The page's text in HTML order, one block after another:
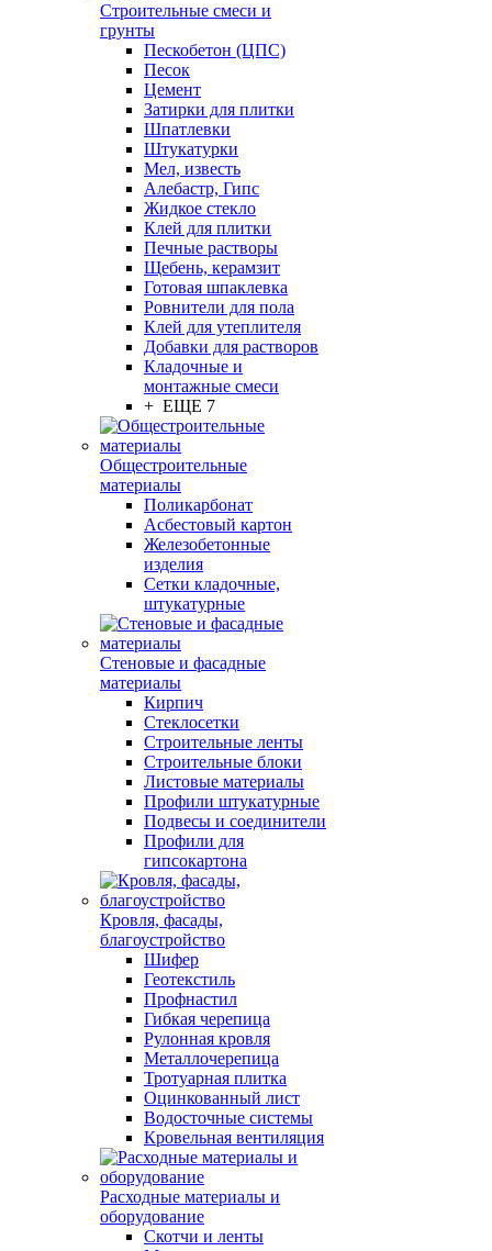
Строительные смеси и
грунты
Пескобетон (ЦПС)
Песок
Цемент
Затирки для плитки
Шпатлевки
Штукатурки
Мел, известь
Алебастр, Гипс
Жидкое стекло
Клей для плитки
Печные растворы
Щебень, керамзит
Готовая шпаклевка
Ровнители для пола
Клей для утеплителя
Добавки для растворов
Кладочные и
монтажные смеси
+ ЕЩЕ 7
Общестроительные
материалы
Поликарбонат
Асбестовый картон
Железобетонные
изделия
Сетки кладочные,
штукатурные
Стеновые и фасадные
материалы
Кирпич
Стеклосетки
Строительные ленты
Строительные блоки
Листовые материалы
Профили штукатурные
Подвесы и соединители
Профили для
гипсокартона
Кровля, фасады,
благоустройство
Шифер
Геотекстиль
Профнастил
Гибкая черепица
Рулонная кровля
Металлочерепица
Тротуарная плитка
Оцинкованный лист
Водосточные системы
Кровельная вентиляция
Расходные материалы и
оборудование
Скотчи и ленты